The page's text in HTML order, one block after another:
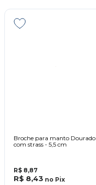
Broche para manto Dourado
com strass - 5,5 cm
R$ 8,87
R$ 8,43 no Pix